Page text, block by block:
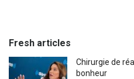
Fresh articles
Chirurgie de
bonheur